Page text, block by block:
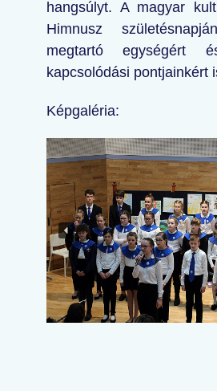
hangsúlyt. A magyar
Himnusz
megtartó egységért
kapcsolódási pontjainkért
Képgaléria: